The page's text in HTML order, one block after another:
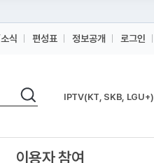
식 편성표 정보공개 로그인
검색 IPTV(KT, SKB, LGU+)
IPTV(KT, SKB, LGU+)
이용자 참여